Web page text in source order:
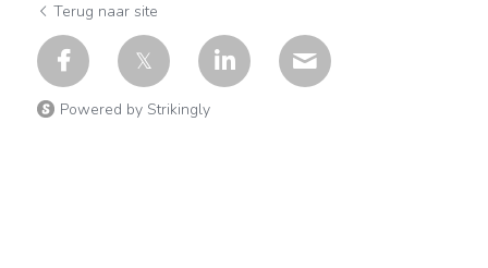
Terug naar site
Powered by Strikingly